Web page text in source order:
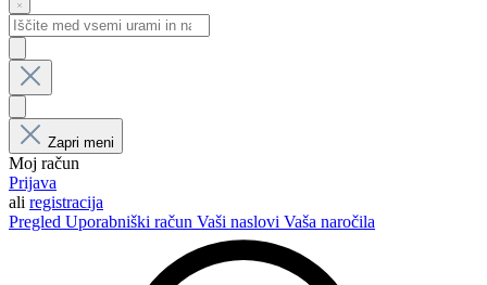
Zapri meni
Moj račun
Prijava
ali registracija
Pregled Uporabniški račun Vaši naslovi Vaša naročila